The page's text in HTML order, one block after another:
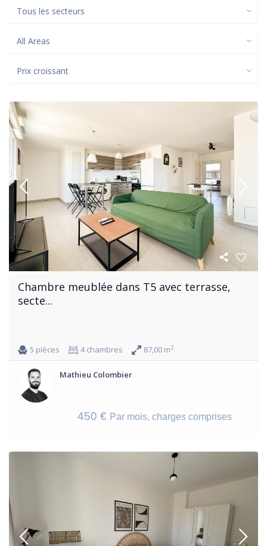
Tous les secteurs
All Areas
Prix croissant
Chambre meublée dans T5 avec terrasse,
secte...
5 pièces 4 chambres 87,00 m2
Mathieu Colombier
450 € Par mois, charges comprises